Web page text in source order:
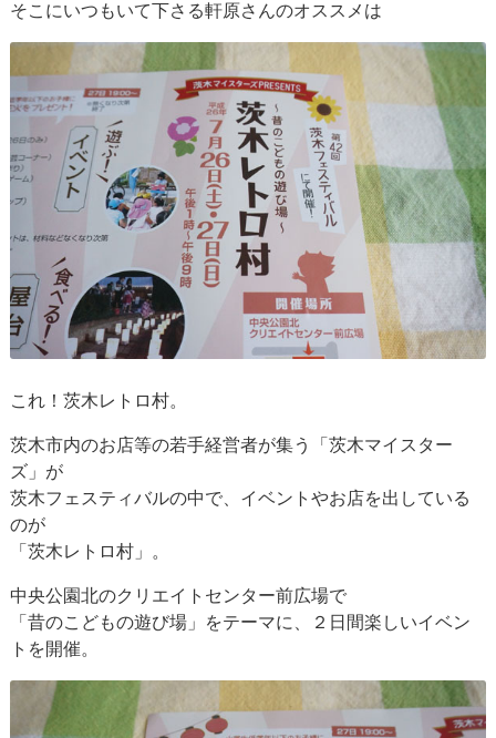
そこにいつもいて下さる軒原さんのオススメは
これ！茨木レトロ村。
茨木市内のお店等の若手経営者が集う「茨木マイスター
ズ」が
茨木フェスティバルの中で、イベントやお店を出している
のが
「茨木レトロ村」。
中央公園北のクリエイトセンター前広場で
「昔のこどもの遊び場」をテーマに、２日間楽しいイベン
トを開催。